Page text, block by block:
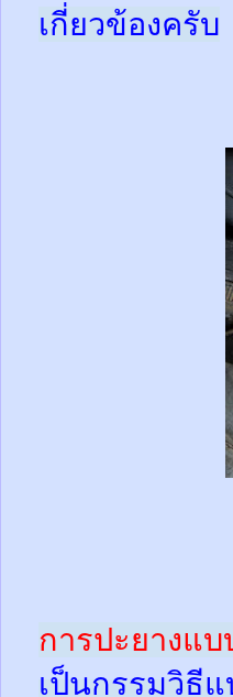
เกี่ยวข้องครับ
การปะยางแ
เป็นกรรมวิธี